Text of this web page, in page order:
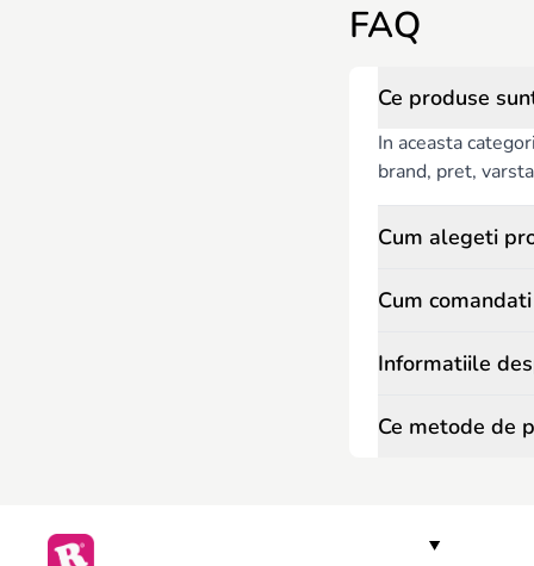
FAQ
Ce produse
In aceasta
brand, pret,
Cum alegeti
Cum
Informatiile
Ce metode de